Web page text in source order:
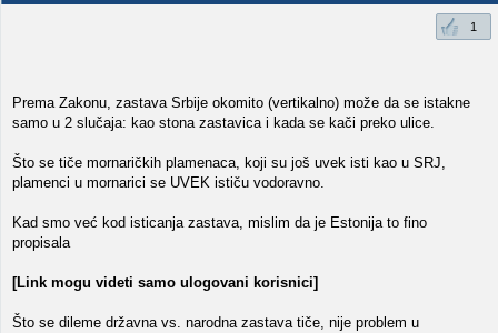
1
Prema Zakonu, zastava Srbije okomito (vertikalno) može da se istakne
samo u 2 slučaja: kao stona zastavica i kada se kači preko ulice.
Što se tiče mornaričkih plamenaca, koji su još uvek isti kao u SRJ,
plamenci u mornarici se UVEK ističu vodoravno.
Kad smo već kod isticanja zastava, mislim da je Estonija to fino
propisala
[Link mogu videti samo ulogovani korisnici]
Što se dileme državna vs. narodna zastava tiče, nije problem u